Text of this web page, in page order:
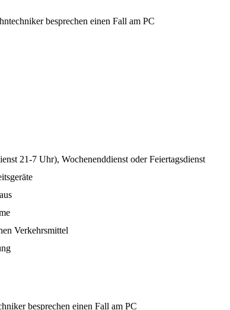
21-7 Uhr), Wochenenddienst oder Feiertagsdienst
Verkehrsmittel